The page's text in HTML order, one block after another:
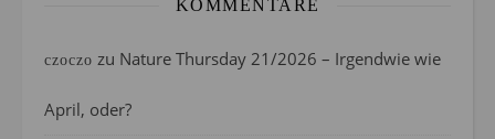
KOMMENTARE
czoczo zu Nature Thursday 21/2026 – Irgendwie wie
April, oder?